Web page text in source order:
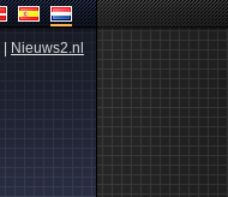
Nieuws2.nl